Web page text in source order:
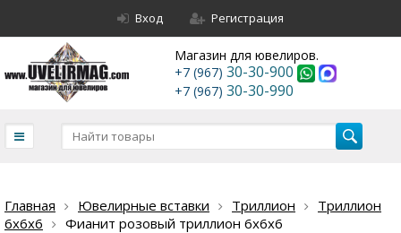
Вход Регистрация
Магазин для ювелиров.
+7 (967) 30-30-900
+7 (967) 30-30-990
Главная Ювелирные вставки Триллион
Триллион
6х6х6
Фианит розовый триллион 6х6х6